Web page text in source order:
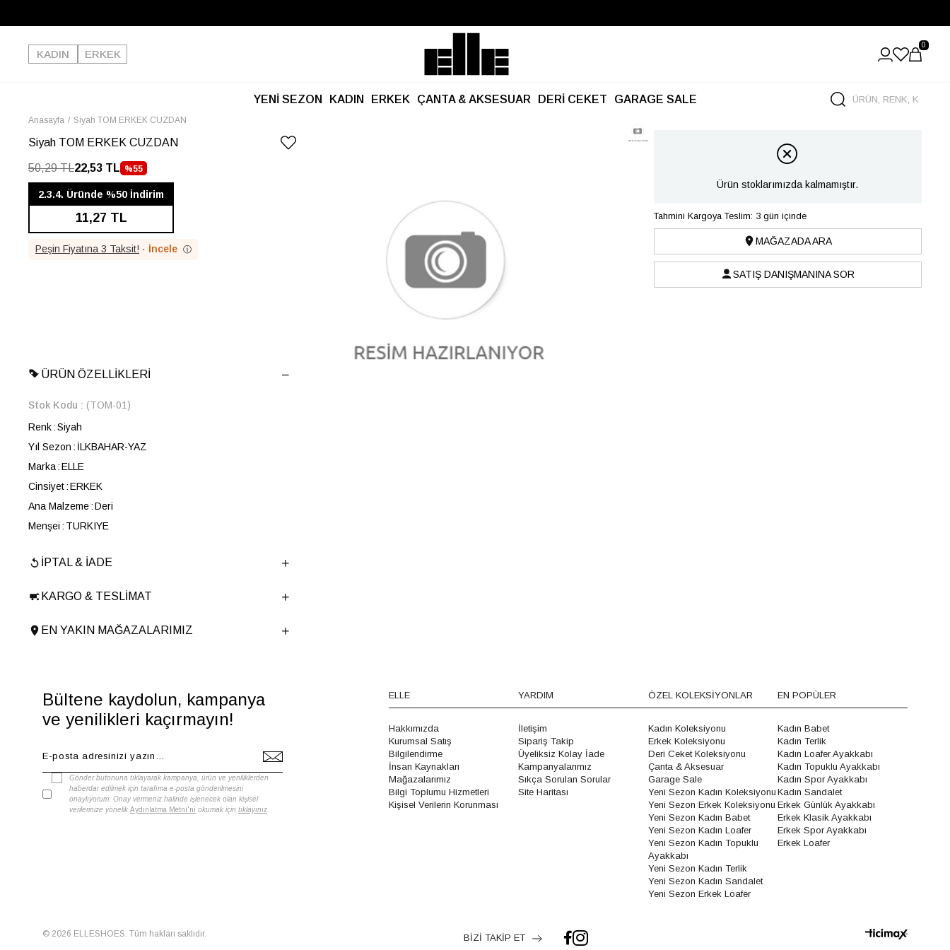
Kargo Ücretsiz!
KADIN
ERKEK
0
YENİ SEZON KADIN ERKEK ÇANTA & AKSESUAR DERİ CEKET GARAGE SALE
Anasayfa Siyah TOM ERKEK CUZDAN
Siyah TOM ERKEK CUZDAN
50,29 TL22,53 TL %55
İNDIRIM
2.3.4. Üründe %50 İndirim
11,27 TL
Peşin Fiyatına 3 Taksit! · İncele ⓘ
ÜRÜN ÖZELLIKLERI
Stok Kodu
(TOM-01)
Renk Siyah
Yıl Sezon
İLKBAHAR-YAZ
Marka ELLE
Cinsiyet ERKEK
Ana Malzeme Deri
Menşei
TURKIYE
İPTAL & İADE
KARGO & TESLIMAT
EN YAKIN MAĞAZALARIMIZ
Ürün stoklarımızda kalmamıştır.
Tahmini Kargoya Teslim: 3 gün içinde
MAĞAZADA ARA
SATIŞ DANIŞMANINA SOR
Bültene kaydolun, kampanya
ve yenilikleri kaçırmayın!
Gönder butonuna tıklayarak kampanya, ürün ve yeniliklerden
haberdar edilmek için tarafıma e-posta gönderilmesini
onaylıyorum. Onay vermeniz halinde işlenecek olan kişisel
verilerinize yönelik Aydınlatma Metni'ni okumak için tıklayınız
ELLE
Hakkımızda
Kurumsal Satış
Bilgilendirme
İnsan Kaynakları
Mağazalarımız
Bilgi Toplumu Hizmetleri
Kişisel Verilerin Korunması
YARDIM
İletişim
Sipariş Takip
Üyeliksiz Kolay İade
Kampanyalarımız
Sıkça Sorulan Sorular
Site Haritası
ÖZEL KOLEKSİYONLAR
Kadın Koleksiyonu
Erkek Koleksiyonu
Deri Ceket Koleksiyonu
Çanta & Aksesuar
Garage Sale
Yeni Sezon Kadın Koleksiyonu
Yeni Sezon Erkek Koleksiyonu
Yeni Sezon Kadın Babet
Yeni Sezon Kadın Loafer
Yeni Sezon Kadın Topuklu
Ayakkabı
Yeni Sezon Kadın Terlik
Yeni Sezon Kadın Sandalet
Yeni Sezon Erkek Loafer
EN POPÜLER
Kadın Babet
Kadın Terlik
Kadın Loafer Ayakkabı
Kadın Topuklu Ayakkabı
Kadın Spor Ayakkabı
Kadın Sandalet
Erkek Günlük Ayakkabı
Erkek Klasik Ayakkabı
Erkek Spor Ayakkabı
Erkek Loafer
© 2026 ELLESHOES. Tüm hakları saklıdır. BİZİ TAKİP ET